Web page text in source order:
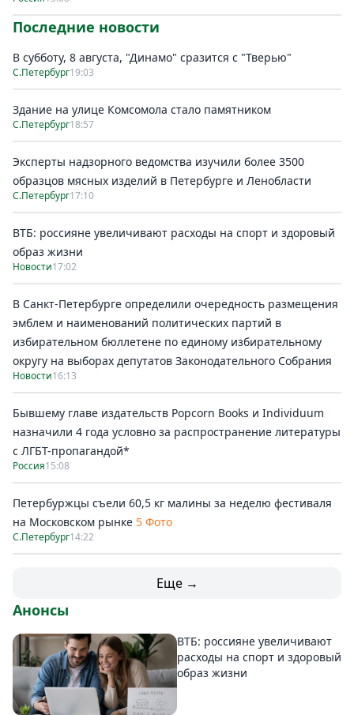
Последние новости
В субботу, 8 августа, "Динамо" сразится с "Тверью"
С.Петербург19:03
Здание на улице Комсомола стало памятником
С.Петербург18:57
Эксперты надзорного ведомства изучили более 3500
образцов мясных изделий в Петербурге и Ленобласти
С.Петербург17:10
ВТБ: россияне увеличивают расходы на спорт и здоровый
образ жизни
Новости17:02
В Санкт-Петербурге определили очередность размещения
эмблем и наименований политических партий в
избирательном бюллетене по единому избирательному
округу на выборах депутатов Законодательного Собрания
Новости16:13
Бывшему главе издательств Popcorn Books и Individuum
назначили 4 года условно за распространение литературы
с ЛГБТ-пропагандой*
Россия15:08
Петербуржцы съели 60,5 кг малины за неделю фестиваля
на Московском рынке 5 Фото
С.Петербург14:22
Еще →
Анонсы
ВТБ: россияне увеличивают
расходы на спорт и здоровый
образ жизни